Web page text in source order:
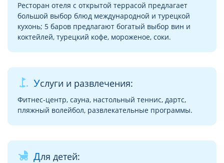
Ресторан отеля с открытой террасой предлагает
большой выбор блюд международной и турецкой
кухонь; 5 баров предлагают богатый выбор вин и
коктейлей, турецкий кофе, мороженое, соки.
golf_course Услуги и развлечения:
Фитнес-центр, сауна, настольный теннис, дартс,
пляжный волейбол, развлекательные программы.
child_friendly Для детей: